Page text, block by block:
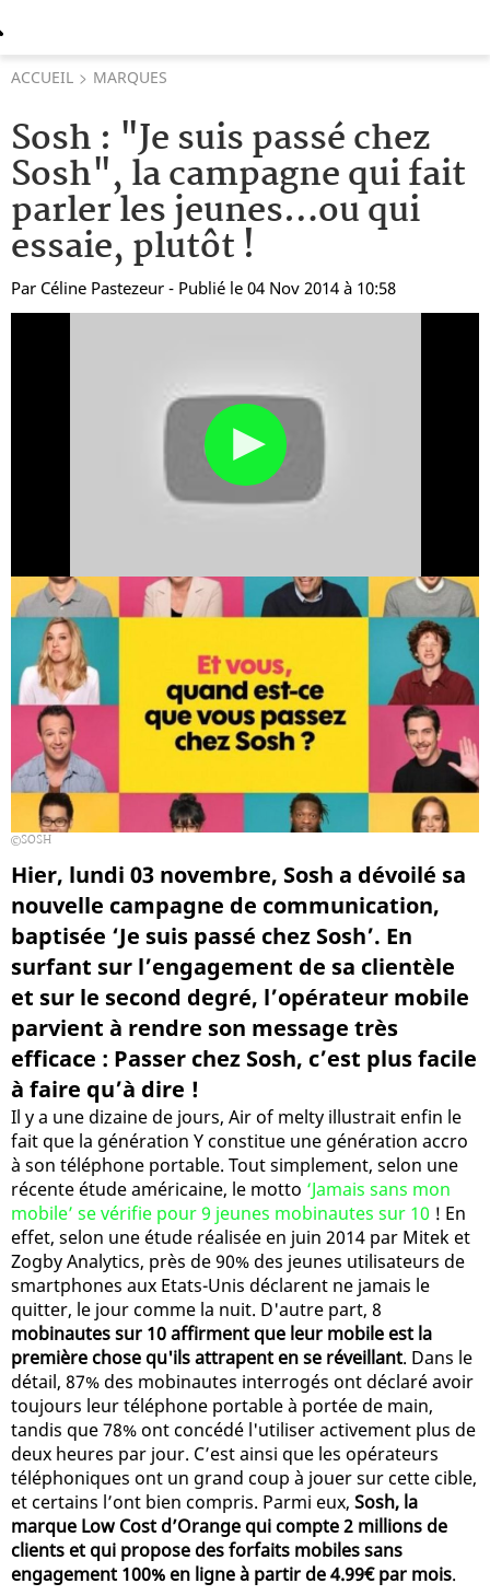
ACCUEIL MARQUES
Sosh : "Je suis passé chez
Sosh", la campagne qui fait
parler les jeunes…ou qui
essaie, plutôt !
Par Céline Pastezeur - Publié le 04 Nov 2014 à 10:58
SOSH
Hier, lundi 03 novembre, Sosh a dévoilé sa
nouvelle campagne de communication,
baptisée ‘Je suis passé chez Sosh’. En
surfant sur l’engagement de sa clientèle
et sur le second degré, l’opérateur mobile
parvient à rendre son message très
efficace : Passer chez Sosh, c’est plus facile
à faire qu’à dire !
Il y a une dizaine de jours, Air of melty illustrait enfin le
fait que la génération Y constitue une génération accro
à son téléphone portable. Tout simplement, selon une
récente étude américaine, le motto ‘Jamais sans mon
mobile’ se vérifie pour 9 jeunes mobinautes sur 10 ! En
effet, selon une étude réalisée en juin 2014 par Mitek et
Zogby Analytics, près de 90% des jeunes utilisateurs de
smartphones aux Etats-Unis déclarent ne jamais le
quitter, le jour comme la nuit. D'autre part, 8
mobinautes sur 10 affirment que leur mobile est la
première chose qu'ils attrapent en se réveillant. Dans le
détail, 87% des mobinautes interrogés ont déclaré avoir
toujours leur téléphone portable à portée de main,
tandis que 78% ont concédé l'utiliser activement plus de
deux heures par jour. C’est ainsi que les opérateurs
téléphoniques ont un grand coup à jouer sur cette cible,
et certains l’ont bien compris. Parmi eux, Sosh, la
marque Low Cost d’Orange qui compte 2 millions de
clients et qui propose des forfaits mobiles sans
engagement 100% en ligne à partir de 4.99€ par mois.